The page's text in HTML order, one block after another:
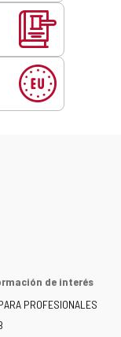
de interés
PROFESIONALES